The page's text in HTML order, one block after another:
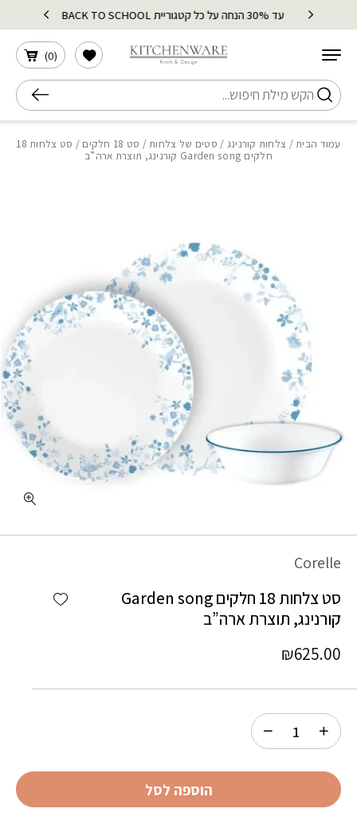
Skip to Content
עד 30% הנחה על כל קטגוריית BACK TO SCHOOL
חיפוש
(
0
)
הרשימה שלי
עמוד הבית/ צלחות קורנינג / סטים של צלחות/ סט 18 חלקים
/ סט צלחות 18
חלקים Garden song קורנינג, תוצרת ארה”ב
Corelle
wishlist
סט צלחות 18 חלקים Garden song
קורנינג, תוצרת ארה”ב
₪625.00
הוספה לסל
בחזרה למעלה